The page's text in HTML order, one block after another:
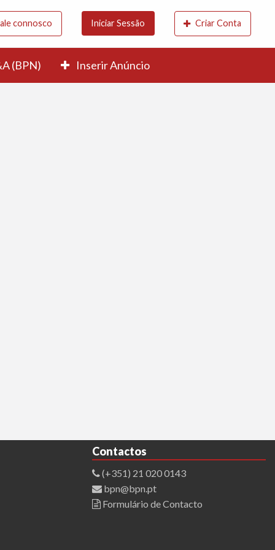
connosco Iniciar Sessão Criar Conta
(BPN) Inserir Anúncio
Contactos
(+351) 21 020 0143
bpn@bpn.pt
Formulário de Contacto